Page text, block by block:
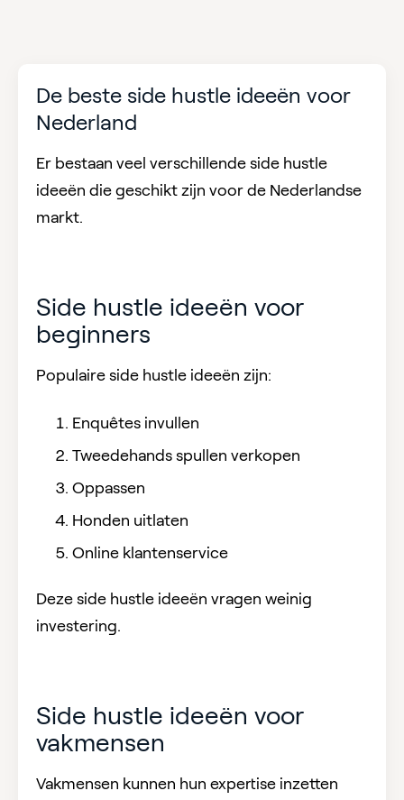
De beste side hustle ideeën voor
Nederland
Er bestaan veel verschillende side hustle
ideeën die geschikt zijn voor de Nederlandse
markt.
Side hustle ideeën voor
beginners
Populaire side hustle ideeën zijn:
Enquêtes invullen
Tweedehands spullen verkopen
Oppassen
Honden uitlaten
Online klantenservice
Deze side hustle ideeën vragen weinig
investering.
Side hustle ideeën voor
vakmensen
Vakmensen kunnen hun expertise inzetten